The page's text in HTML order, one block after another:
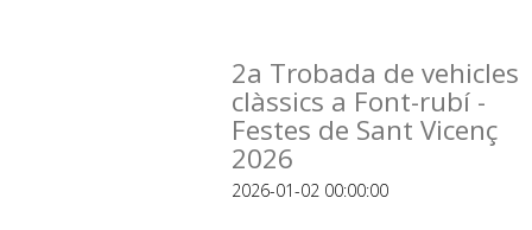
2a Trobada de vehicles
clàssics a Font-rubí -
Festes de Sant Vicenç
2026
2026-01-02 00:00:00